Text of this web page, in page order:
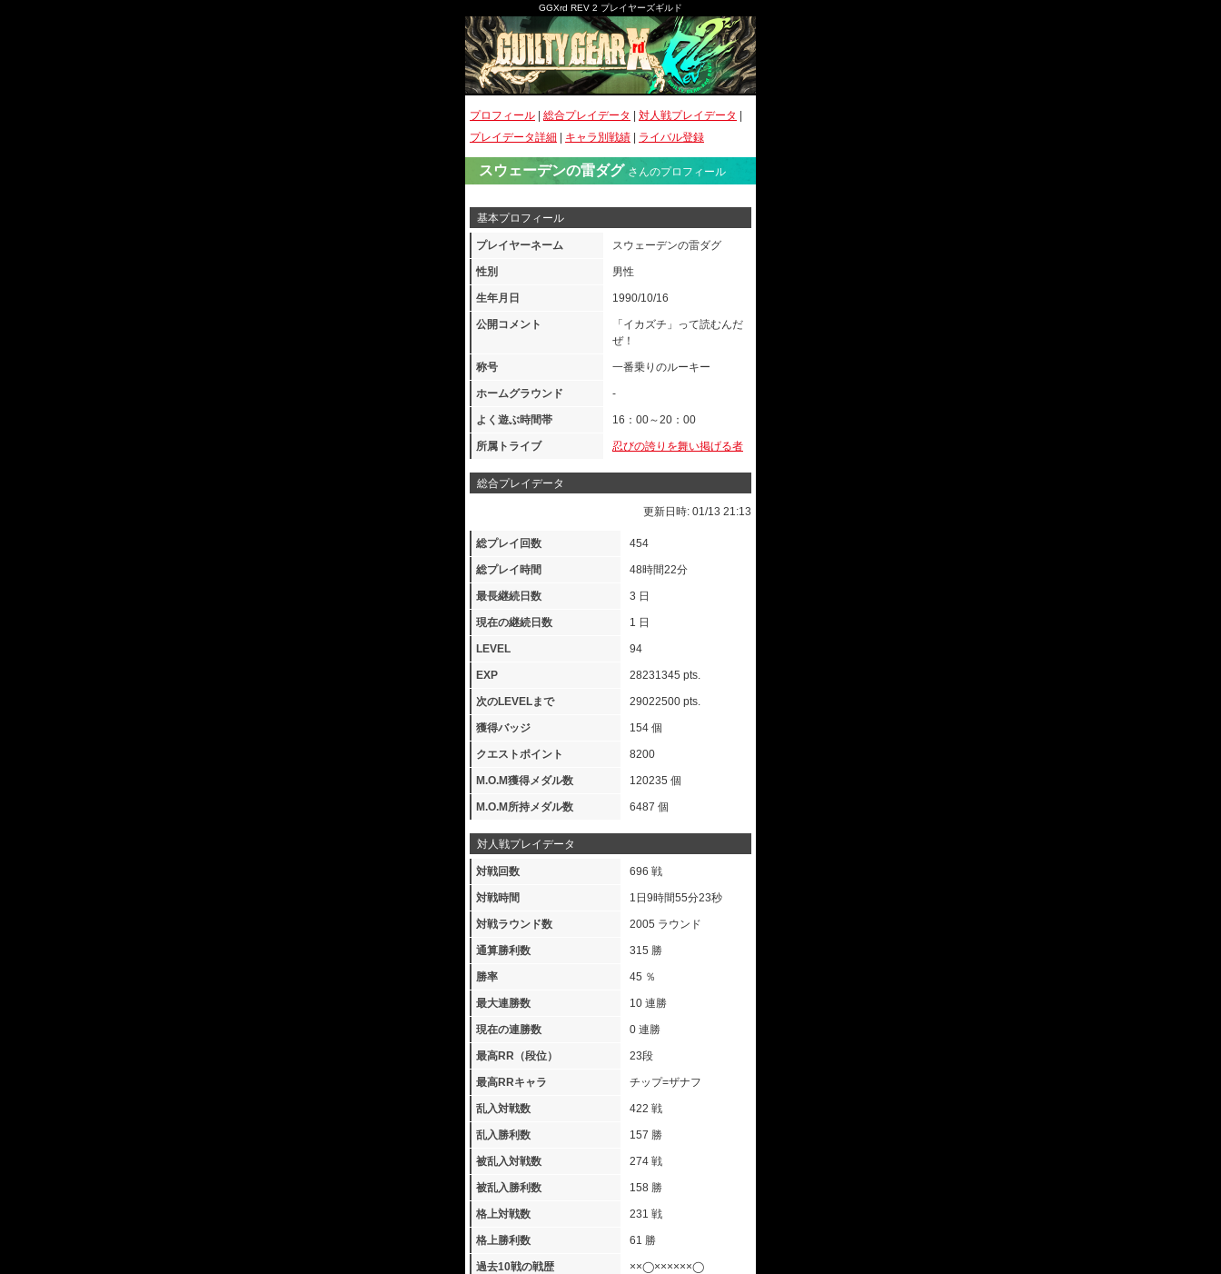
GGXrd REV 2 プレイヤーズギルド
プロフィール 総合プレイデータ 対人戦プレイデータ
プレイデータ詳細
キャラ別戦績 ライバル登録
スウェーデンの雷ダグ さんのプロフィール
基本プロフィール
プレイヤーネーム スウェーデンの雷ダグ
性別 男性
生年月日 1990/10/16
公開コメント
「イカズチ」って読むんだ
ぜ！
称号 一番乗りのルーキー
ホームグラウンド -
よく遊ぶ時間帯 16：00～20：00
所属トライブ 忍びの誇りを舞い掲げる者
総合プレイデータ
更新日時: 01/13 21:13
総プレイ回数 454
総プレイ時間 48時間22分
最長継続日数 3 日
現在の継続日数 1 日
LEVEL 94
EXP 28231345 pts.
次のLEVELまで 29022500 pts.
獲得バッジ 154 個
クエストポイント 8200
M.O.M獲得メダル数 120235 個
M.O.M所持メダル数 6487 個
対人戦プレイデータ
対戦回数 696 戦
対戦時間 1日9時間55分23秒
対戦ラウンド数 2005 ラウンド
通算勝利数 315 勝
勝率 45 ％
最大連勝数 10 連勝
現在の連勝数 0 連勝
最高RR（段位） 23段
最高RRキャラ チップ=ザナフ
乱入対戦数 422 戦
乱入勝利数 157 勝
被乱入対戦数 274 戦
被乱入勝利数 158 勝
格上対戦数 231 戦
格上勝利数 61 勝
過去10戦の戦歴 ××◯××××××◯